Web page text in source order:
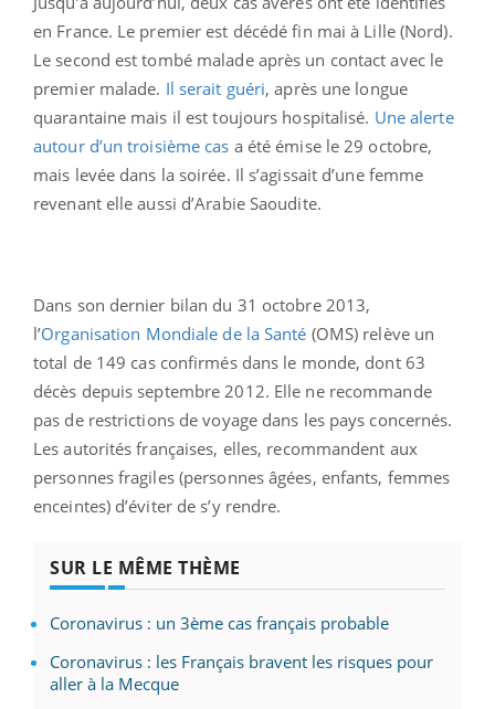
en France. Le premier est décédé fin mai à Lille (Nord).
Le second est tombé malade après un contact avec le
premier malade. Il serait guéri, après une longue
quarantaine mais il est toujours hospitalisé. Une alerte
autour d’un troisième cas a été émise le 29 octobre,
mais levée dans la soirée. Il s’agissait d’une femme
revenant elle aussi d’Arabie Saoudite.
Dans son dernier bilan du 31 octobre 2013,
l’Organisation Mondiale de la Santé (OMS) relève un
total de 149 cas confirmés dans le monde, dont 63
décès depuis septembre 2012. Elle ne recommande
pas de restrictions de voyage dans les pays concernés.
Les autorités françaises, elles, recommandent aux
personnes fragiles (personnes âgées, enfants, femmes
enceintes) d’éviter de s’y rendre.
SUR LE MÊME THÈME
Coronavirus : un 3ème cas français probable
Coronavirus : les Français bravent les risques pour
aller à la Mecque